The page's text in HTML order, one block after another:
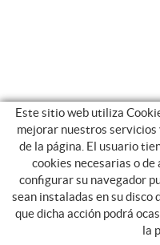
Este sitio web utiliza
mejorar nuestros servicios
de la página. El usuario
cookies necesarias o
configurar su navegador
sean instaladas en su disco
que dicha acción podrá
la